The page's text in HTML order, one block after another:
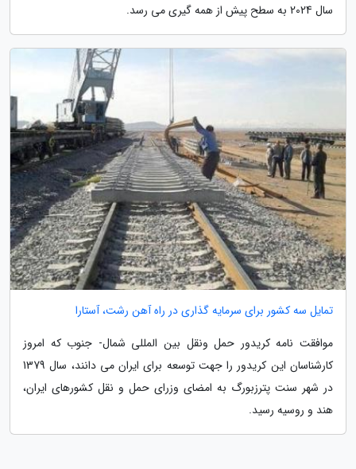
سال 2024 به سطح پیش از همه گیری می رسد.
تمایل سه کشور برای سرمایه گذاری در راه آهن رشت، آستارا
موافقت نامه کریدور حمل ونقل بین المللی شمال- جنوب که امروز
کارشناسان این کریدور را جهت توسعه برای ایران می دانند، سال 1379
در شهر سنت پترزبورگ به امضای وزرای حمل و نقل کشورهای ایران،
هند و روسیه رسید.